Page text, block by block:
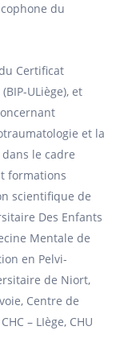
du
Certificat
ULiège), et
et la
le cadre
formations
scientifique de
Des Enfants
Mentale de
en Pelvi-
de Niort,
Centre de
– LIège, CHU